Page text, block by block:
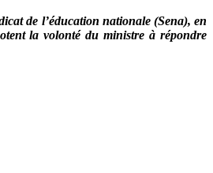
de l’éducation nationale (Sena), en
la volonté du ministre à répondre